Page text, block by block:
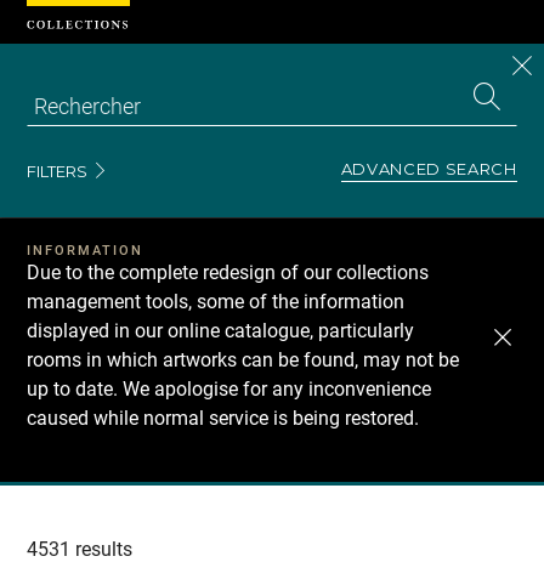
FILTERS ADVANCED SEARCH
INFORMATION
Due to the complete redesign of our collections
management tools, some of the information
displayed in our online catalogue, particularly
rooms in which artworks can be found, may not be
up to date. We apologise for any inconvenience
caused while normal service is being restored.
Recherche
collections
4531 results
Cookies management panel